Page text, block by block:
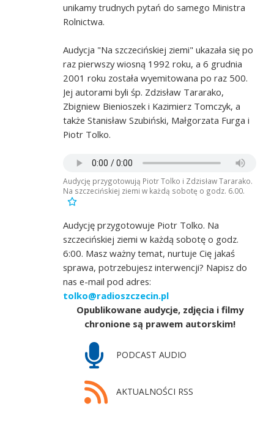
unikamy trudnych pytań do samego Ministra
Rolnictwa.
Audycja "Na szczecińskiej ziemi" ukazała się po
raz pierwszy wiosną 1992 roku, a 6 grudnia
2001 roku została wyemitowana po raz 500.
Jej autorami byli śp. Zdzisław Tararako,
Zbigniew Bienioszek i Kazimierz Tomczyk, a
także Stanisław Szubiński, Małgorzata Furga i
Piotr Tolko.
Audycję przygotowują Piotr Tolko i Zdzisław Tararako.
Na szczecińskiej ziemi w każdą sobotę o godz. 6.00.
Audycję przygotowuje Piotr Tolko. Na
szczecińskiej ziemi w każdą sobotę o godz.
6:00. Masz ważny temat, nurtuje Cię jakaś
sprawa, potrzebujesz interwencji? Napisz do
nas e-mail pod adres:
tolko@radioszczecin.pl
Opublikowane audycje, zdjęcia i filmy
chronione są prawem autorskim!
PODCAST AUDIO
AKTUALNOŚCI RSS